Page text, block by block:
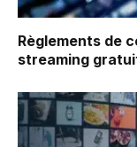
Règlements de
streaming